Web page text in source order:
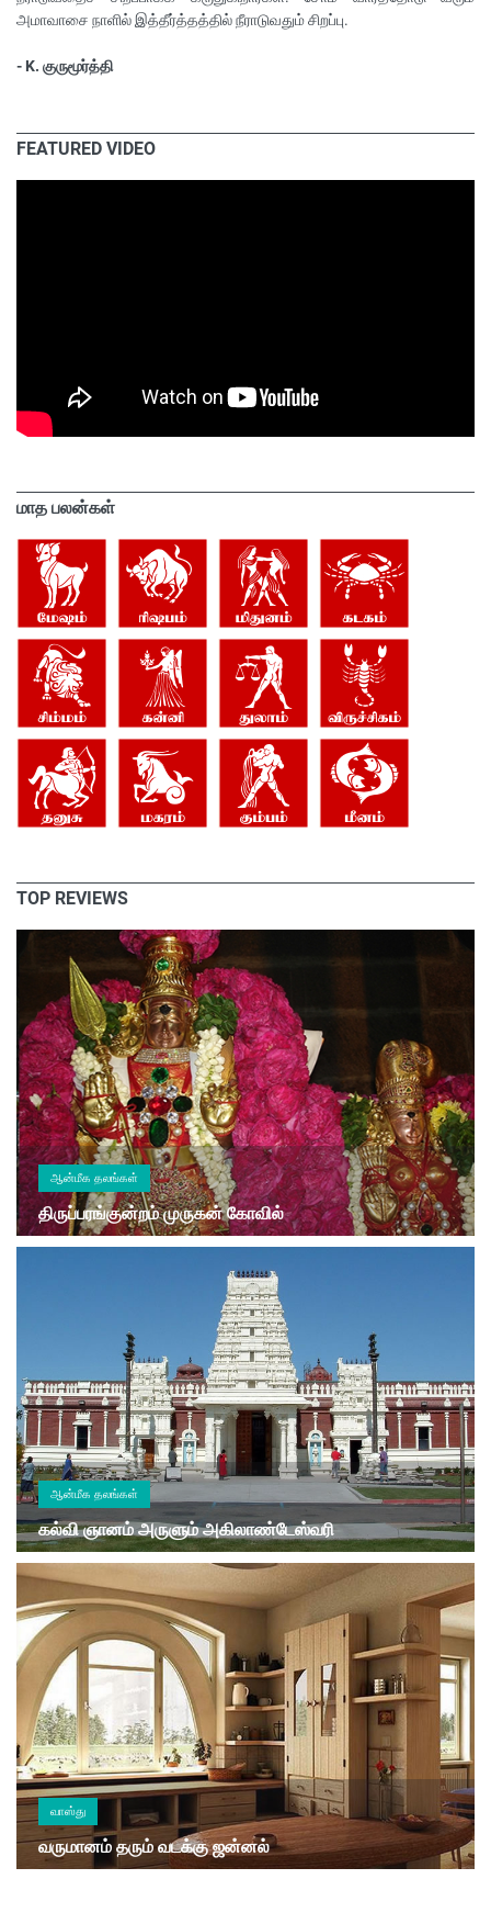
அமாவாசை நாளில் இத்தீர்த்தத்தில் நீராடுவதும் சிறப்பு.
- K. குருமூர்த்தி
FEATURED VIDEO
மாத பலன்கள்
TOP REVIEWS
ஆன்மீக தலங்கள்
திருப்பரங்குன்றம் முருகன் கோவில்
ஆன்மீக தலங்கள்
கல்வி ஞானம் அருளும் அகிலாண்டேஸ்வரி
வாஸ்து
வருமானம் தரும் வடக்கு ஜன்னல்